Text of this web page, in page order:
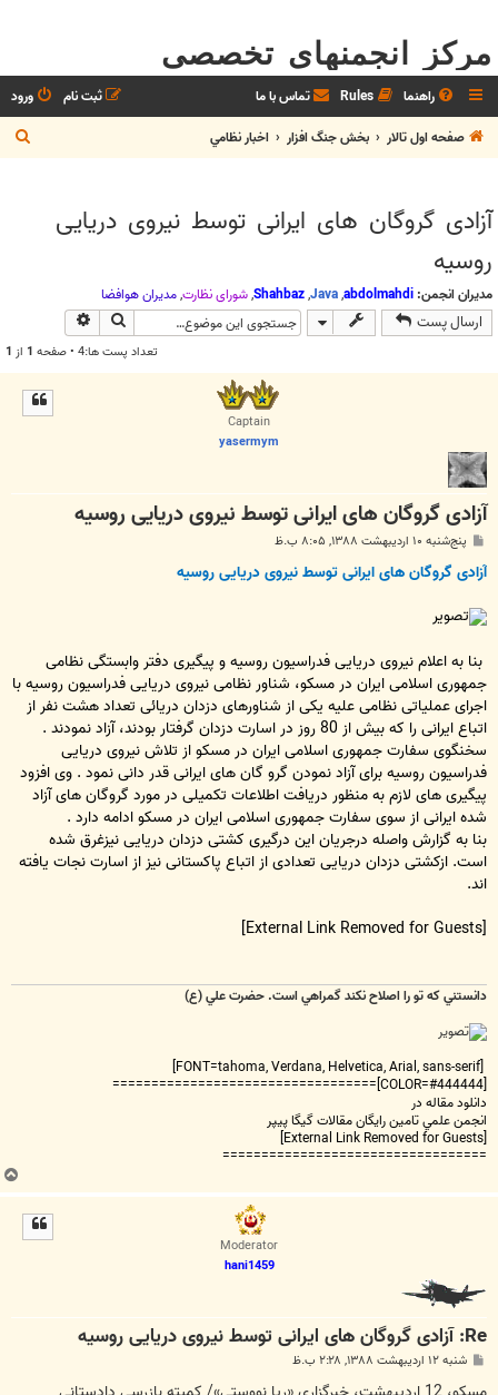
مرکز انجمنهای تخصصی
راهنما Rules تماس با ما ورود
ثبت نام
صفحه اول تالار
بخش جنگ افزار اخبار نظامي
س
آزادی گروگان های ایرانی توسط نیروی دریایی
روسیه
مدیران انجمن: abdolmahdi
,
Java
,
Shahbaz
,شوراي نظارت,مديران هوافضا
ارسال پست جستجو
تعداد پست ها:4 • صفحه 1 از 1
Captain
yasermym
آزادی گروگان های ایرانی توسط نیروی دریایی روسیه
س
ت
پنج‌شنبه ۱۰ اردیبهشت ۱۳۸۸, ۸:۰۵ ب.ظ
آزادی گروگان های ایرانی توسط نیروی دریایی روسیه
بنا به اعلام نیروی دریایی فدراسیون روسیه و پیگیری دفتر وابستگی نظامی
جمهوری اسلامی ایران در مسکو، شناور نظامی نیروی دریایی فدراسیون روسیه با
اجرای عملیاتی نظامی علیه یکی از شناورهای دزدان دریائی تعداد هشت نفر از
اتباع ایرانی را که بیش از 80 روز در اسارت دزدان گرفتار بودند، آزاد نمودند .
سخنگوی سفارت جمهوری اسلامی ایران در مسکو از تلاش نیروی دریایی
فدراسیون روسیه برای آزاد نمودن گرو گان های ایرانی قدر دانی نمود . وی افزود
پیگیری های لازم به منظور دریافت اطلاعات تکمیلی در مورد گروگان های آزاد
شده ایرانی از سوی سفارت جمهوری اسلامی ایران در مسکو ادامه دارد .
بنا به گزارش واصله درجریان این درگیری کشتی دزدان دریایی نیزغرق شده
است. ازکشتی دزدان دریایی تعدادی از اتباع پاکستانی نیز از اسارت نجات یافته
اند.
[External Link Removed for Guests]
دانستني که تو را اصلاح نکند گمراهي است. حضرت علي (ع)
[FONT=tahoma, Verdana, Helvetica, Arial, sans-serif]
[COLOR=#444444]==================================
دانلود مقاله در
انجمن علمي تامين رايگان مقالات گيگا پيپر
[External Link Removed for Guests]
==================================
Moderator
hani1459
Re: آزادی گروگان های ایرانی توسط نیروی دریایی روسیه
ت
شنبه ۱۲ اردیبهشت ۱۳۸۸, ۲:۲۸ ب.ظ